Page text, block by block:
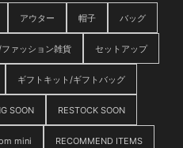
アウター 帽子 バッグ
ァッション雑貨 セットアップ
ギフトキット/ギフトバッグ
SOON RESTOCK SOON
mini RECOMMEND ITEMS